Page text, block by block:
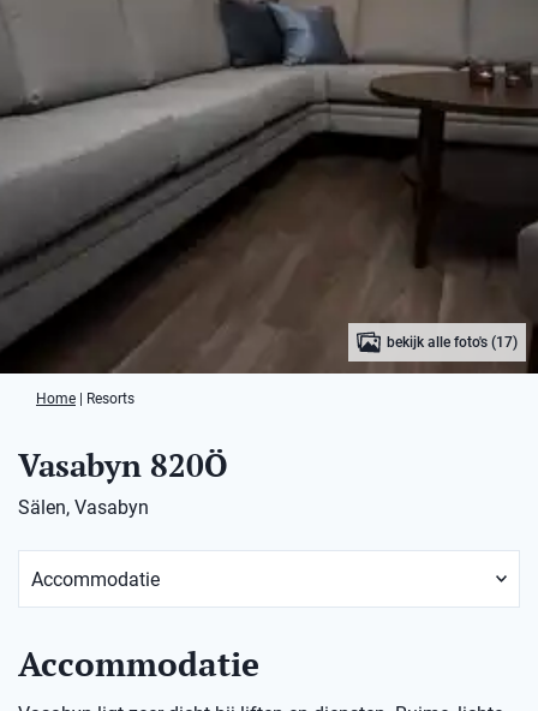
bekijk alle foto's (17)
Home Resorts
Vasabyn 820Ö
Sälen, Vasabyn
Accommodatie